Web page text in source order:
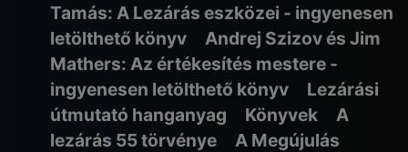
Tamás: A Lezárás eszközei - ingyenesen
letölthető könyv
Andrej Szizov és Jim
Mathers: Az értékesítés mestere -
ingyenesen letölthető könyv
Lezárási
útmutató hanganyag
Könyvek
A
lezárás 55 törvénye
A Megújulás